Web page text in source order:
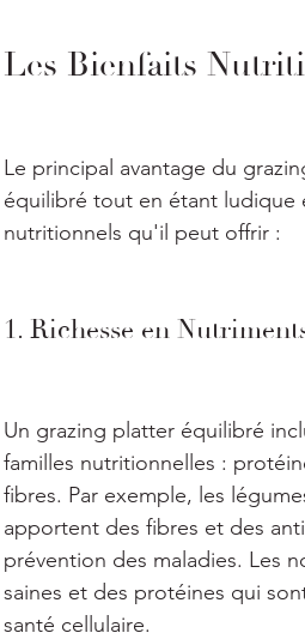
Les Bienfaits
Le principal avantage du
équilibré tout en étant ludique
nutritionnels qu'il peut offrir :
1. Richesse en
Un grazing platter équilibré
familles nutritionnelles :
fibres. Par exemple, les
apportent des fibres et des
prévention des maladies. Les
saines et des protéines qui
santé cellulaire.